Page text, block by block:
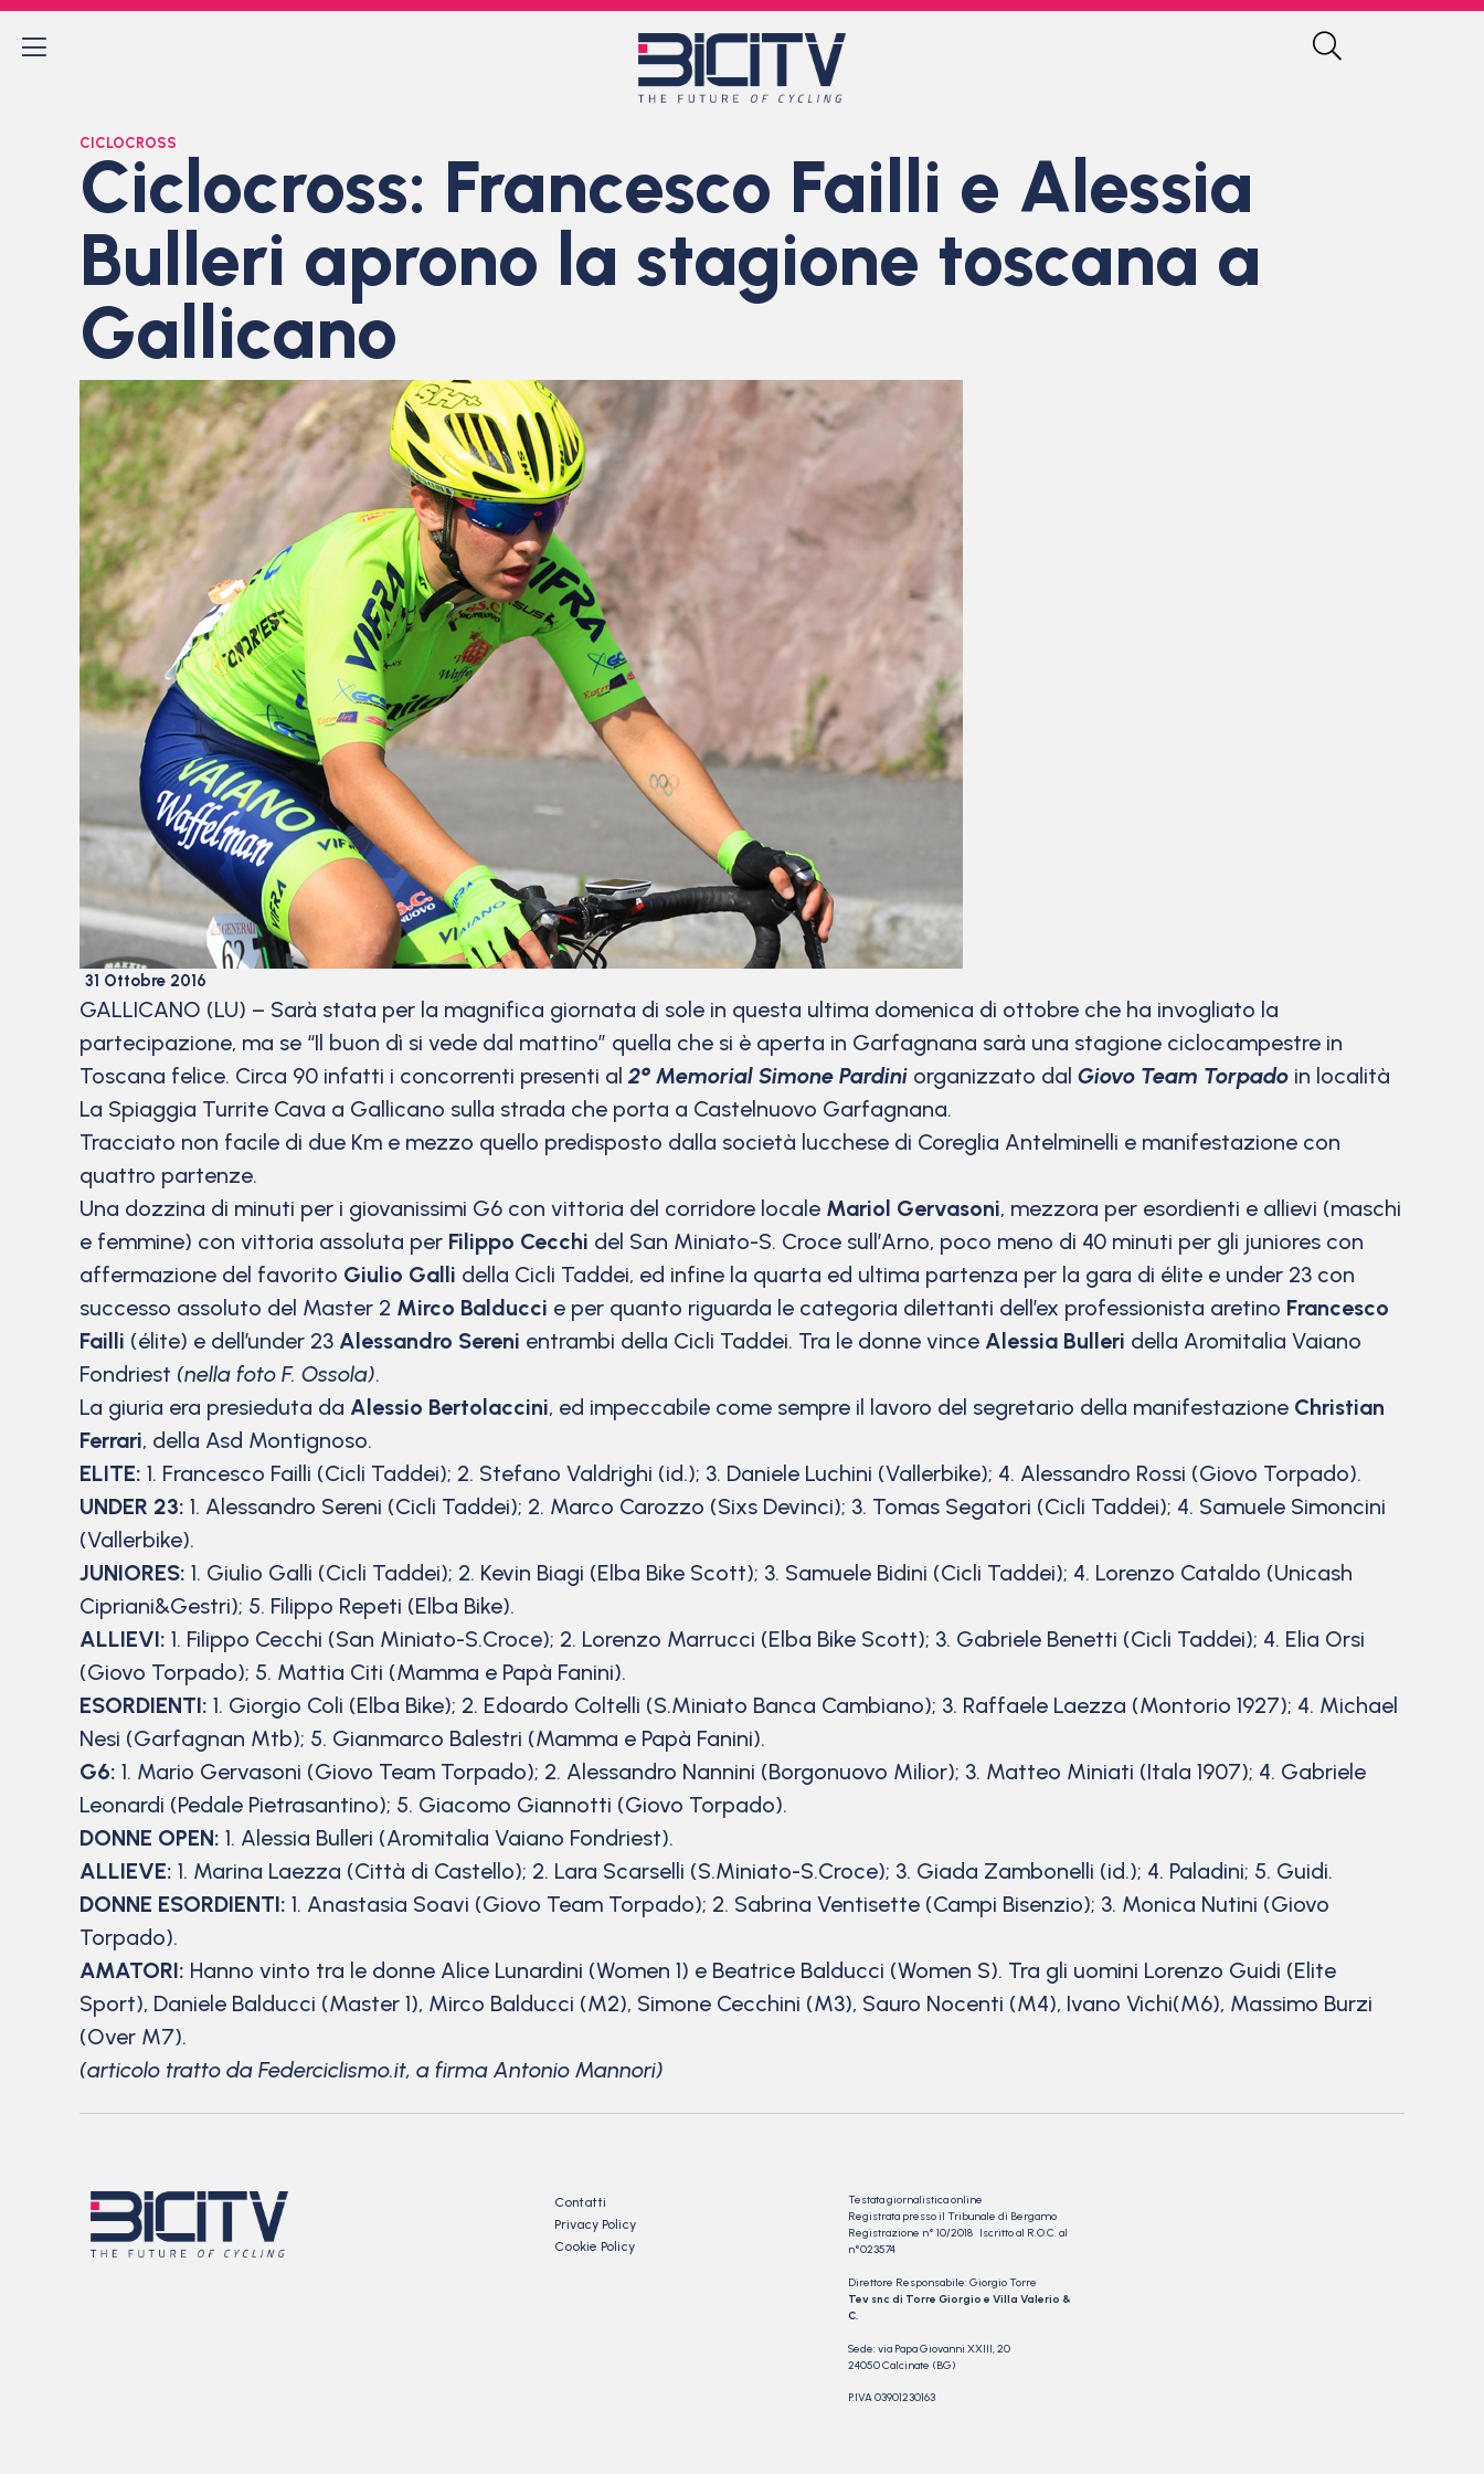
CICLOCROSS
Ciclocross: Francesco Failli e Alessia
Bulleri aprono la stagione toscana a
Gallicano
31 Ottobre 2016
GALLICANO (LU) – Sarà stata per la magnifica giornata di sole in questa ultima domenica di ottobre che ha invogliato la
partecipazione, ma se “Il buon dì si vede dal mattino” quella che si è aperta in Garfagnana sarà una stagione ciclocampestre in
Toscana felice. Circa 90 infatti i concorrenti presenti al2° Memorial Simone Pardini organizzato dal Giovo Team Torpado in località
La Spiaggia Turrite Cava a Gallicano sulla strada che porta a Castelnuovo Garfagnana.
Tracciato non facile di due Km e mezzo quello predisposto dalla società lucchese di Coreglia Antelminelli e manifestazione con
quattro partenze.
Una dozzina di minuti per i giovanissimi G6 con vittoria del corridore locale Mariol Gervasoni, mezzora per esordienti e allievi (maschi
e femmine) con vittoria assoluta per Filippo Cecchi del San Miniato-S. Croce sull’Arno, poco meno di 40 minuti per gli juniores con
affermazione del favorito Giulio Galli della Cicli Taddei, ed infine la quarta ed ultima partenza per la gara di élite e under 23 con
successo assoluto del Master 2 Mirco Balducci e per quanto riguarda le categoria dilettanti dell’ex professionista aretino Francesco
Failli (élite) e dell’under 23 Alessandro Sereni entrambi della Cicli Taddei. Tra le donne vince Alessia Bulleri della Aromitalia Vaiano
Fondriest (nella foto F. Ossola).
La giuria era presieduta da Alessio Bertolaccini, ed impeccabile come sempre il lavoro del segretario della manifestazione Christian
Ferrari, della Asd Montignoso.
ELITE: 1. Francesco Failli (Cicli Taddei); 2. Stefano Valdrighi (id.); 3. Daniele Luchini (Vallerbike); 4. Alessandro Rossi (Giovo Torpado).
UNDER 23: 1. Alessandro Sereni (Cicli Taddei); 2. Marco Carozzo (Sixs Devinci); 3. Tomas Segatori (Cicli Taddei); 4. Samuele Simoncini
(Vallerbike).
JUNIORES: 1. Giulio Galli (Cicli Taddei); 2. Kevin Biagi (Elba Bike Scott); 3. Samuele Bidini (Cicli Taddei); 4. Lorenzo Cataldo (Unicash
Cipriani&Gestri); 5. Filippo Repeti (Elba Bike).
ALLIEVI: 1. Filippo Cecchi (San Miniato-S.Croce); 2. Lorenzo Marrucci (Elba Bike Scott); 3. Gabriele Benetti (Cicli Taddei); 4. Elia Orsi
(Giovo Torpado); 5. Mattia Citi (Mamma e Papà Fanini).
ESORDIENTI: 1. Giorgio Coli (Elba Bike); 2. Edoardo Coltelli (S.Miniato Banca Cambiano); 3. Raffaele Laezza (Montorio 1927); 4. Michael
Nesi (Garfagnan Mtb); 5. Gianmarco Balestri (Mamma e Papà Fanini).
G6: 1. Mario Gervasoni (Giovo Team Torpado); 2. Alessandro Nannini (Borgonuovo Milior); 3. Matteo Miniati (Itala 1907); 4. Gabriele
Leonardi (Pedale Pietrasantino); 5. Giacomo Giannotti (Giovo Torpado).
DONNE OPEN: 1. Alessia Bulleri (Aromitalia Vaiano Fondriest).
ALLIEVE: 1. Marina Laezza (Città di Castello); 2. Lara Scarselli (S.Miniato-S.Croce); 3. Giada Zambonelli (id.); 4. Paladini; 5. Guidi.
DONNE ESORDIENTI: 1. Anastasia Soavi (Giovo Team Torpado); 2. Sabrina Ventisette (Campi Bisenzio); 3. Monica Nutini (Giovo
Torpado).
AMATORI: Hanno vinto tra le donne Alice Lunardini (Women 1) e Beatrice Balducci (Women S). Tra gli uomini Lorenzo Guidi (Elite
Sport), Daniele Balducci (Master 1), Mirco Balducci (M2), Simone Cecchini (M3), Sauro Nocenti (M4), Ivano Vichi(M6), Massimo Burzi
(Over M7).
(articolo tratto da Federciclismo.it, a firma Antonio Mannori)
Contatti
Privacy Policy
Cookie Policy
Testata giornalistica online
Registrata presso il Tribunale di Bergamo
Registrazione n° 10/2018 Iscritto al R.O.C. al
n°023574
Direttore Responsabile: Giorgio Torre
Tev snc di Torre Giorgio e Villa Valerio &
C.
Sede: via Papa Giovanni XXIII, 20
24050 Calcinate (BG)
P.IVA 03901230163